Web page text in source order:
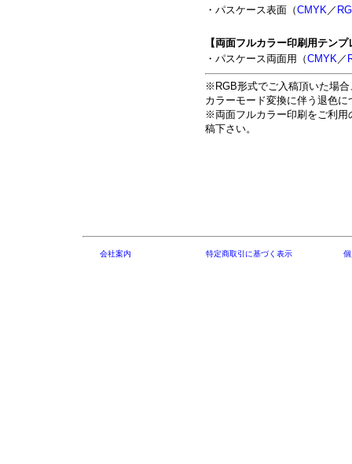
・パスケース表面（CMYK／
【両面フルカラー印刷用テンプ
・パスケース両面用（CMYK／
※RGB形式でご入稿頂いた場
カラーモード変換に伴う退色
※両面フルカラー印刷をご利用
稿下さい。
会社案内 特定商取引に基づく表示